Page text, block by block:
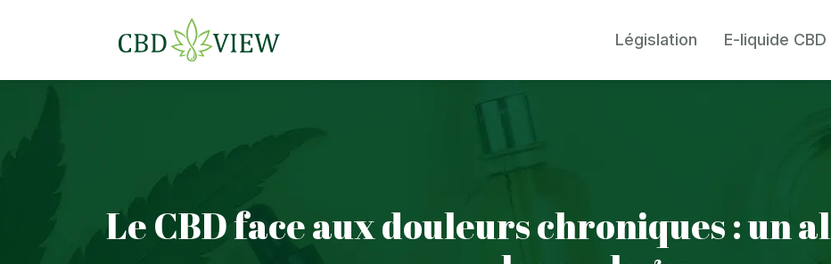
Législation E-liquide CBD
Le CBD face aux douleurs chroniques : un